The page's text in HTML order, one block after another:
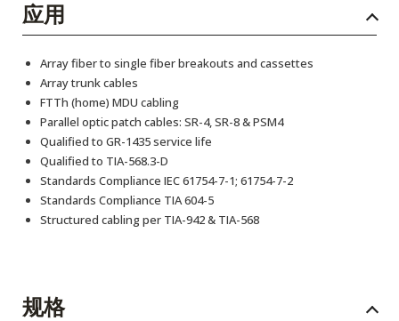
应用
Array fiber to single fiber breakouts and cassettes
Array trunk cables
FTTh (home) MDU cabling
Parallel optic patch cables: SR-4, SR-8 & PSM4
Qualified to GR-1435 service life
Qualified to TIA-568.3-D
Standards Compliance IEC 61754-7-1; 61754-7-2
Standards Compliance TIA 604-5
Structured cabling per TIA-942 & TIA-568
规格